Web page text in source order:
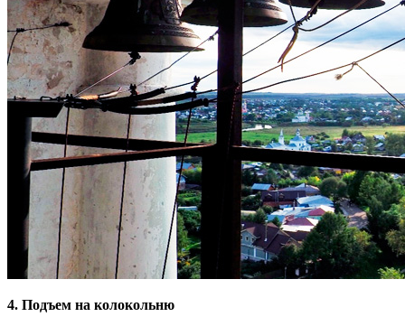
4. Подъем на колокольню